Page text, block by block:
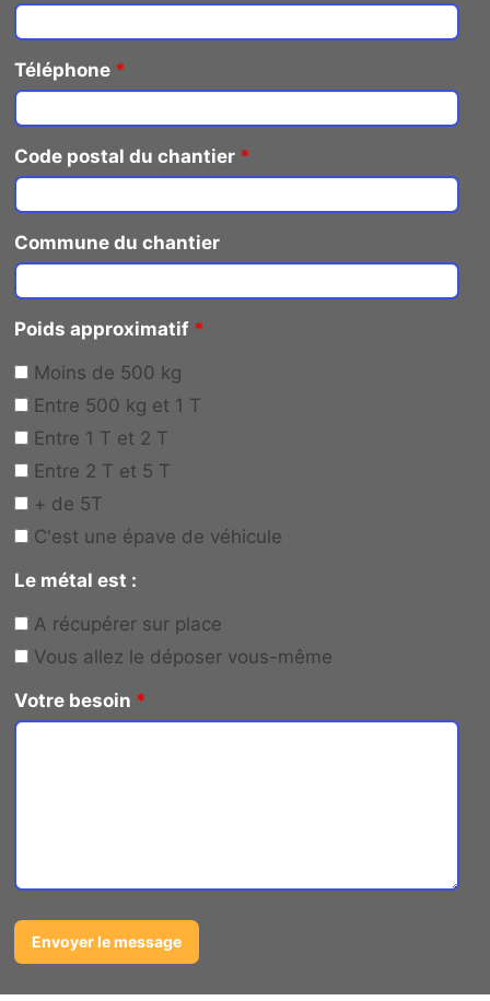
Téléphone *
Code postal du chantier *
Commune du chantier
Poids approximatif *
Moins de 500 kg
Entre 500 kg et 1 T
Entre 1 T et 2 T
Entre 2 T et 5 T
+ de 5T
C'est une épave de véhicule
Le métal est :
A récupérer sur place
Vous allez le déposer vous-même
Votre besoin *